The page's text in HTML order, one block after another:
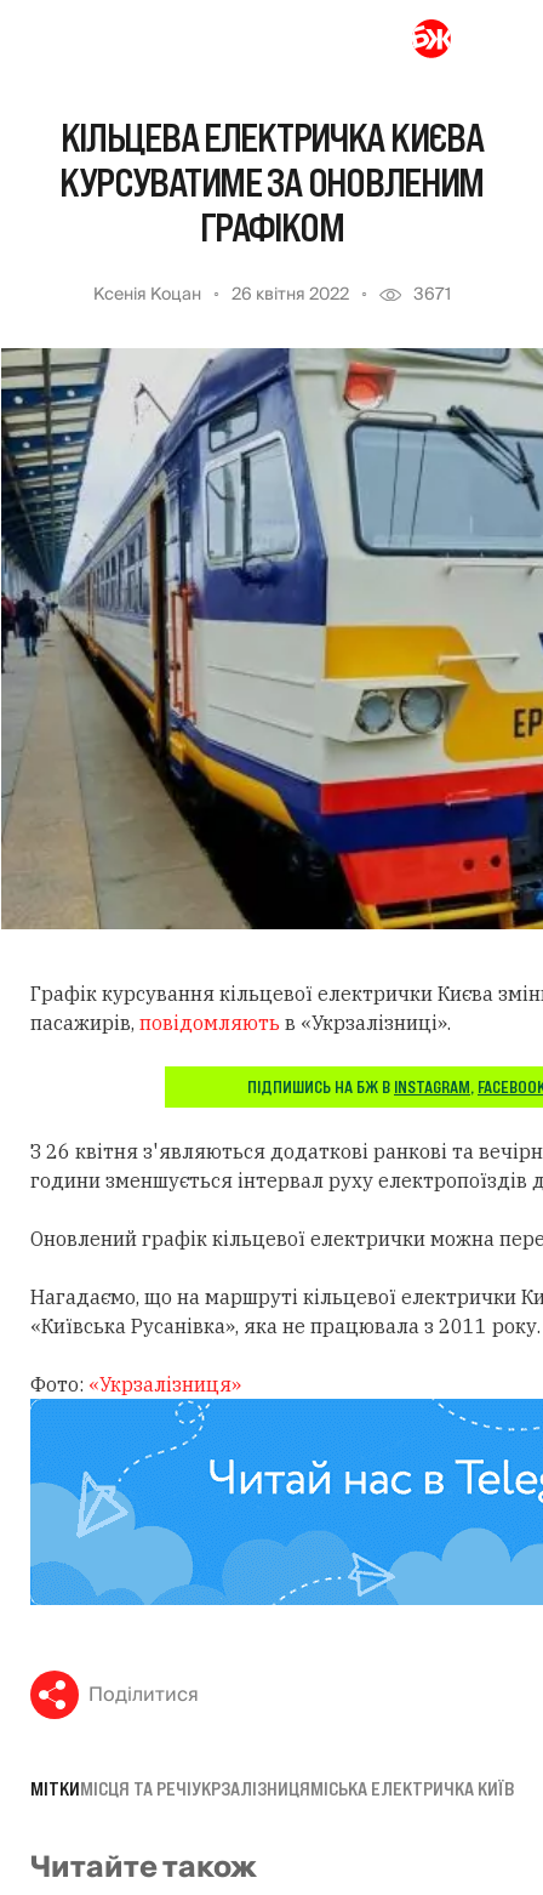
КІЛЬЦЕВА ЕЛЕКТРИЧКА КИЄВА
КУРСУВАТИМЕ ЗА ОНОВЛЕНИМ
ГРАФІКОМ
Ксенія Коцан 26 квітня 2022 3671
Графік курсування кільцевої електрички Києва
пасажирів, повідомляють в «Укрзалізниці».
ПІДПИШИСЬ НА БЖ В INSTAGRAM,
З 26 квітня з'являються додаткові ранкові та
години зменшується інтервал руху електропоїздів
Оновлений графік кільцевої електрички можна
Нагадаємо, що на маршруті кільцевої електрички
«Київська Русанівка», яка не працювала з 2011 року.
Фото: «Укрзалізниця»
Поділитися
МІТКИМІСЦЯ ТА РЕЧІУКРЗАЛІЗНИЦЯМІСЬКА ЕЛЕКТРИЧКА КИЇВ
Читайте також